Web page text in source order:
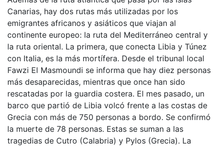
Canarias, hay dos rutas más utilizadas por los
emigrantes africanos y asiáticos que viajan al
continente europeo: la ruta del Mediterráneo central y
la ruta oriental. La primera, que conecta Libia y Túnez
con Italia, es la más mortífera. Desde el tribunal local
Fawzi El Masmoundi se informa que hay diez personas
más desaparecidas, mientras que once han sido
rescatadas por la guardia costera. El mes pasado, un
barco que partió de Libia volcó frente a las costas de
Grecia con más de 750 personas a bordo. Se confirmó
la muerte de 78 personas. Estas se suman a las
tragedias de Cutro (Calabria) y Pylos (Grecia). La